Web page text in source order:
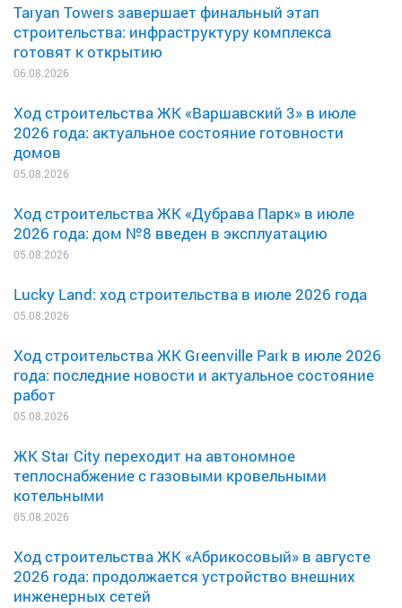
Taryan Towers завершает финальный этап
строительства: инфраструктуру комплекса
готовят к открытию
06.08.2026
Ход строительства ЖК «Варшавский 3» в июле
2026 года: актуальное состояние готовности
домов
05.08.2026
Ход строительства ЖК «Дубрава Парк» в июле
2026 года: дом №8 введен в эксплуатацию
05.08.2026
Lucky Land: ход строительства в июле 2026 года
05.08.2026
Ход строительства ЖК Greenville Park в июле 2026
года: последние новости и актуальное состояние
работ
05.08.2026
ЖК Star City переходит на автономное
теплоснабжение с газовыми кровельными
котельными
05.08.2026
Ход строительства ЖК «Абрикосовый» в августе
2026 года: продолжается устройство внешних
инженерных сетей